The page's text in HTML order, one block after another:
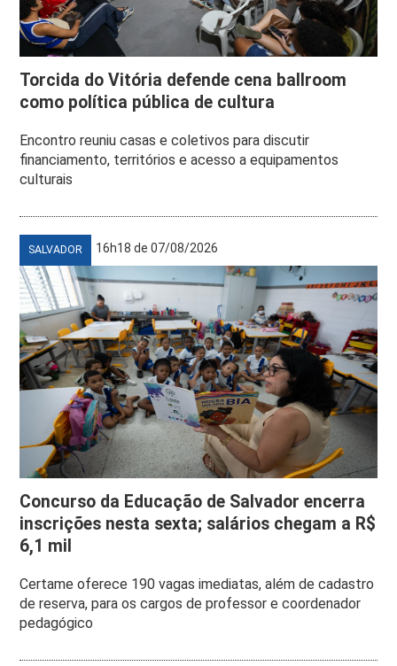
Torcida do Vitória defende cena ballroom
como política pública de cultura
Encontro reuniu casas e coletivos para discutir
financiamento, territórios e acesso a equipamentos
culturais
SALVADOR 16h18 de 07/08/2026
Concurso da Educação de Salvador encerra
inscrições nesta sexta; salários chegam a R$
6,1 mil
Certame oferece 190 vagas imediatas, além de cadastro
de reserva, para os cargos de professor e coordenador
pedagógico